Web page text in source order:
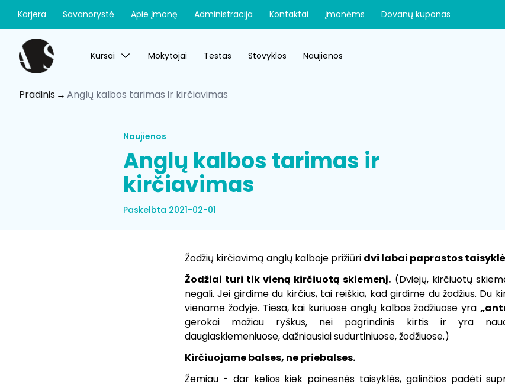
Kursai Mokytojai Testas Stovyklos Naujienos
Karjera Savanorystė Apie įmonę Administracija Kontaktai Įmonėms Dovanų kuponas
Pradinis Anglų kalbos tarimas ir kirčiavimas
Naujienos
Anglų kalbos tarimas ir
kirčiavimas
Paskelbta 2021-02-01
Žodžių kirčiavimą anglų kalboje prižiūri dvi labai paprastos
Žodžiai turi tik vieną kirčiuotą skiemenį. (Dviejų, kirčiuotų
negali. Jei girdime du kirčius, tai reiškia, kad girdime du žodžius. Du
viename žodyje. Tiesa, kai kuriuose anglų kalbos žodžiuose yra
gerokai mažiau ryškus, nei pagrindinis kirtis ir yra
daugiaskiemeniuose, dažniausiai sudurtiniuose, žodžiuose.)
Kirčiuojame balses, ne priebalses.
Žemiau - dar kelios kiek painesnės taisyklės, galinčios padėti